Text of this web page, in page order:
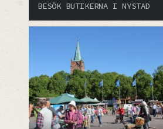
BESÖK BUTIKERNA I NYSTAD